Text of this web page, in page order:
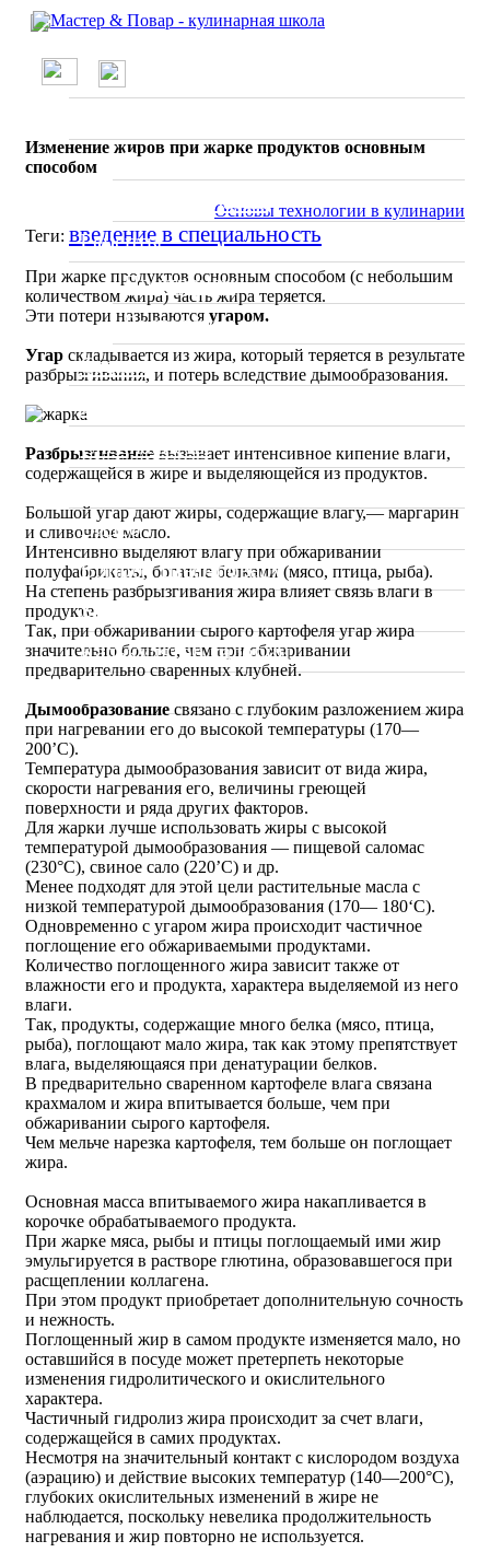
О проекте
Вводные занятия
Мастер классы
Рецепты
По странам
Ресторанное меню
Статьи
Отзывы о ресторанах
Специалисты
Фото
Видео
Вопрос Шеф-повару
Sous Vide. Су Вид
Калькулятор калорий
Основы технологии в кулинарии
Изменение жиров при жарке продуктов основным
способом
Основы технологии в кулинарии
Теги: введение в специальность
При жарке продуктов основным способом (с небольшим
количеством жира) часть жира теряется.
Эти потери называются угаром.
Угар складывается из жира, который теряется в результате
разбрызгивания, и потерь вследствие дымообразования.
Разбрызгивание вызывает интенсивное кипение влаги,
содержащейся в жире и выделяющейся из продуктов.
Большой угар дают жиры, содержащие влагу,— маргарин
и сливочное масло.
Интенсивно выделяют влагу при обжаривании
полуфабрикаты, богатые белками (мясо, птица, рыба).
На степень разбрызгивания жира влияет связь влаги в
продукте.
Так, при обжаривании сырого картофеля угар жира
значительно больше, чем при обжаривании
предварительно сваренных клубней.
Дымообразованиесвязано с глубоким разложением жира
при нагревании его до высокой температуры (170—
200’С).
Температура дымообразования зависит от вида жира,
скорости нагревания его, величины греющей
поверхности и ряда других факторов.
Для жарки лучше использовать жиры с высокой
температурой дымообразования — пищевой саломас
(230°С), свиное сало (220’С) и др.
Менее подходят для этой цели растительные масла с
низкой температурой дымообразования (170— 180‘С).
Одновременно с угаром жира происходит частичное
поглощение его обжариваемыми продуктами.
Количество поглощенного жира зависит также от
влажности его и продукта, характера выделяемой из него
влаги.
Так, продукты, содержащие много белка (мясо, птица,
рыба), поглощают мало жира, так как этому препятствует
влага, выделяющаяся при денатурации белков.
В предварительно сваренном картофеле влага связана
крахмалом и жира впитывается больше, чем при
обжаривании сырого картофеля.
Чем мельче нарезка картофеля, тем больше он поглощает
жира.
Основная масса впитываемого жира накапливается в
корочке обрабатываемого продукта.
При жарке мяса, рыбы и птицы поглощаемый ими жир
эмульгируется в растворе глютина, образовавшегося при
расщеплении коллагена.
При этом продукт приобретает дополнительную сочность
и нежность.
Поглощенный жир в самом продукте изменяется мало, но
оставшийся в посуде может претерпеть некоторые
изменения гидролитического и окислительного
характера.
Частичный гидролиз жира происходит за счет влаги,
содержащейся в самих продуктах.
Несмотря на значительный контакт с кислородом воздуха
(аэрацию) и действие высоких температур (140—200°С),
глубоких окислительных изменений в жире не
наблюдается, поскольку невелика продолжительность
нагревания и жир повторно не используется.